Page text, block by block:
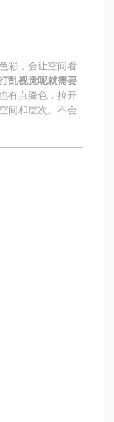
，会让空间看
乱视觉呢就需要
有点缀色，拉开
间和层次。不会